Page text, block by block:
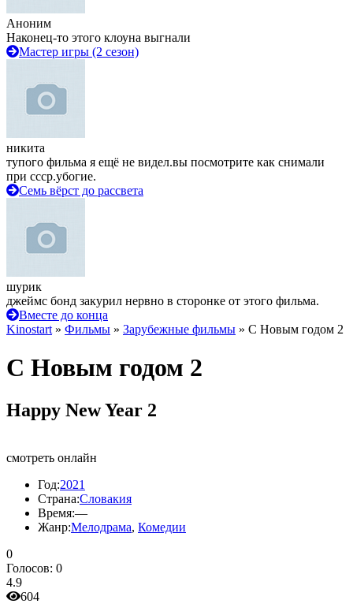
Аноним
Наконец-то этого клоуна выгнали
Мастер игры (2 сезон)
никита
тупого фильма я ещё не видел.вы посмотрите как снимали
при ссср.убогие.
Семь вёрст до рассвета
шурик
джеймс бонд закурил нервно в сторонке от этого фильма.
Вместе до конца
Kinostart » Фильмы » Зарубежные фильмы » С Новым годом 2
С Новым годом 2
Happy New Year 2
смотреть онлайн
Год:2021
Страна:Словакия
Время:—
Жанр:Мелодрама, Комедии
0
Голосов: 0
4.9
604